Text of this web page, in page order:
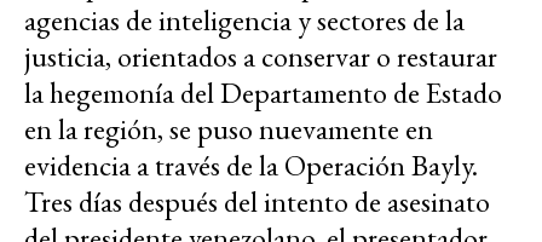
agencias de inteligencia y sectores de la
justicia, orientados a conservar o restaurar
la hegemonía del Departamento de Estado
en la región, se puso nuevamente en
evidencia a través de la Operación Bayly.
Tres días después del intento de asesinato